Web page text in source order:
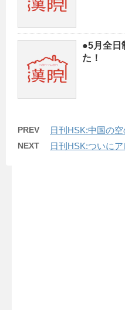
●5月全日
た！
PREV 日刊HSK:中国の
NEXT 日刊HSK:ついに